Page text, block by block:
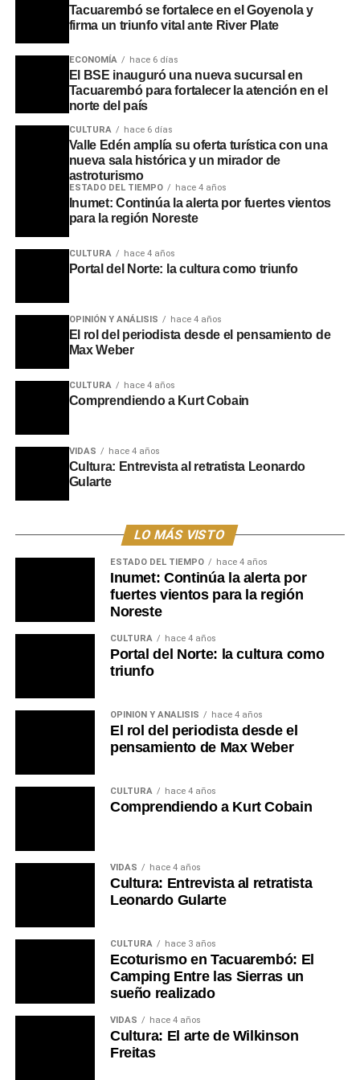
tiempo récord. También resaltó hitos locales como el
aumento del 72% al 98% en la cobertura de la vacuna
incorporación gratuita de la vacuna contra el
meningococo, un insumo que previamente tenía un costo
privado de hasta 400 dólares.
Para operativizar estos esfuerzos, Alicia Rodríguez, de la
Red de Atención Primaria (RAP), confirmó que las rondas
rurales de vacunación ya están en marcha, gracias a un
esfuerzo interinstitucional donde la Intendencia facilita el
transporte para que el personal de ASSE y la Comisión
de la Lucha Antituberculosa lleguen a cada rincón del
departamento. Tras visitar Curtina ayer, los equipos se
encuentran hoy en Caraguatá y llegarán mañana a
literalmente, salir al encuentro del ciudadano para
promover una vida más larga y saludable.
Portal del Norte
Tacuarembó se fortalece en el Goyenola y
firma un triunfo vital ante River Plate
ECONOMÍA hace 6 días
El BSE inauguró una nueva sucursal en
Tacuarembó para fortalecer la atención en el
norte del país
CULTURA hace 6 días
Valle Edén amplía su oferta turística con una
nueva sala histórica y un mirador de
astroturismo
ESTADO DEL TIEMPO hace 4 años
Inumet: Continúa la alerta por fuertes vientos
para la región Noreste
CULTURA hace 4 años
Portal del Norte: la cultura como triunfo
OPINIÓN Y ANÁLISIS hace 4 años
El rol del periodista desde el pensamiento de
Max Weber
CULTURA hace 4 años
Comprendiendo a Kurt Cobain
VIDAS hace 4 años
Cultura: Entrevista al retratista Leonardo
Gularte
LO MÁS VISTO
ESTADO DEL TIEMPO hace 4 años
Inumet: Continúa la alerta por
fuertes vientos para la región
Noreste
CULTURA hace 4 años
Portal del Norte: la cultura como
triunfo
OPINIÓN Y ANÁLISIS hace 4 años
El rol del periodista desde el
pensamiento de Max Weber
CULTURA hace 4 años
Comprendiendo a Kurt Cobain
VIDAS hace 4 años
Cultura: Entrevista al retratista
Leonardo Gularte
CULTURA hace 3 años
Ecoturismo en Tacuarembó: El
Camping Entre las Sierras un
sueño realizado
VIDAS hace 4 años
Cultura: El arte de Wilkinson
Freitas